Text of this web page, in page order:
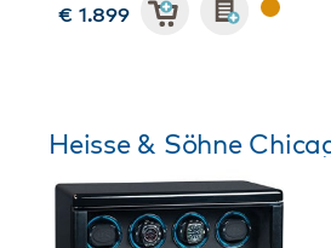
€ 1.899
Heisse & Söhne